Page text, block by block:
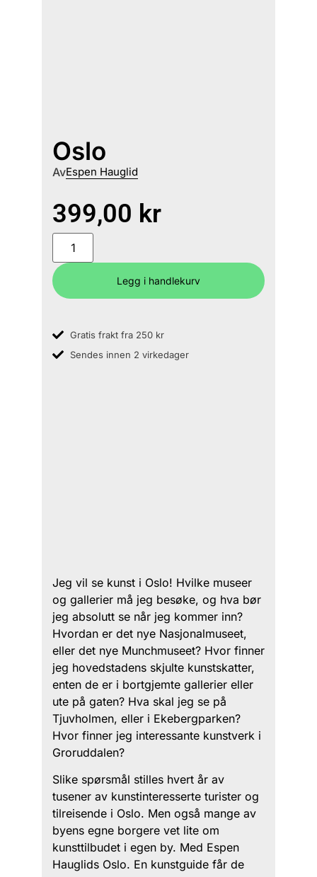
Oslo
AvEspen Hauglid
399,00 kr
Legg i handlekurv
Gratis frakt fra 250 kr
Sendes innen 2 virkedager
Jeg vil se kunst i Oslo! Hvilke museer
og gallerier må jeg besøke, og hva bør
jeg absolutt se når jeg kommer inn?
Hvordan er det nye Nasjonalmuseet,
eller det nye Munchmuseet? Hvor finner
jeg hovedstadens skjulte kunstskatter,
enten de er i bortgjemte gallerier eller
ute på gaten? Hva skal jeg se på
Tjuvholmen, eller i Ekebergparken?
Hvor finner jeg interessante kunstverk i
Groruddalen?
Slike spørsmål stilles hvert år av
tusener av kunstinteresserte turister og
tilreisende i Oslo. Men også mange av
byens egne borgere vet lite om
kunsttilbudet i egen by. Med Espen
Hauglids Oslo. En kunstguide får de